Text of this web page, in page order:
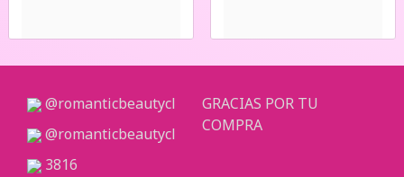
@romanticbeautycl
@romanticbeautycl
3816
GRACIAS POR TU
COMPRA